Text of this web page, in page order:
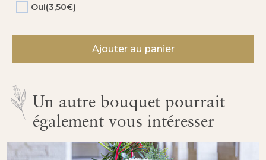
Oui(3,50€)
quantité
L’ursine
Ajouter au panier
Un autre bouquet pourrait
également vous intéresser